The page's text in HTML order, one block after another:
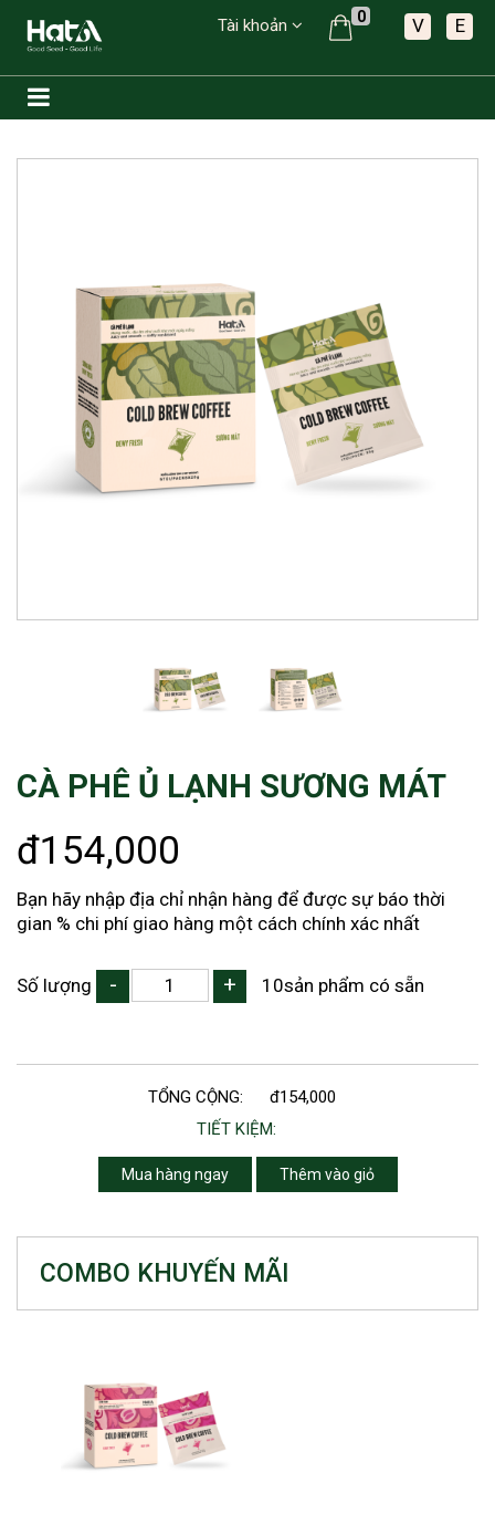
Tài khoản 0 V E
CÀ PHÊ Ủ LẠNH SƯƠNG MÁT
đ154,000
Bạn hãy nhập địa chỉ nhận hàng để được sự báo thời
gian % chi phí giao hàng một cách chính xác nhất
Số lượng - + 10sản phẩm có sẵn
TỔNG CỘNG:
đ154,000
TIẾT KIỆM:
Mua hàng ngay Thêm vào giỏ
COMBO KHUYẾN MÃI